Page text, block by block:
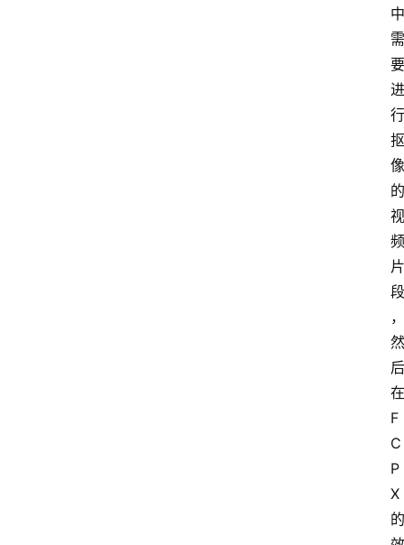
中
需
要
进
行
抠
像
的
视
频
片
段
，
然
后
在
F
C
P
X
的